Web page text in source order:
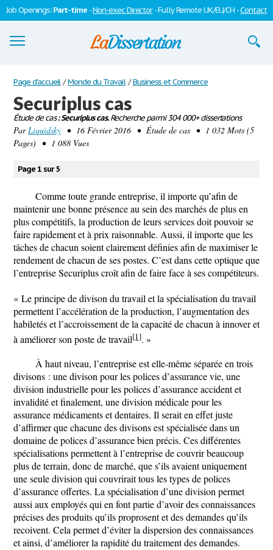
Job Openings:Part-time -Non-exec Director- Fully Remote UK/EU/CH -Contact
Dissertations
S'inscrire
Se connecter
Page d'accueil / Monde du Travail / Business et Commerce
Securiplus cas
Étude de cas: Securiplus cas.Recherche parmi 304 000+ dissertations
ParLiquidsky • 16 Février 2016 • Étude de cas • 1 032 Mots (5
Pages) • 1 088 Vues
Page 1 sur 5
Comme toute grande entreprise, il importe qu’afin de
maintenir une bonne présence au sein des marchés de plus en
plus compétitifs, la production de leurs services doit pouvoir se
faire rapidement et à prix raisonnable. Aussi, il importe que les
tâches de chacun soient clairement définies afin de maximiser le
rendement de chacun de ses postes. C’est dans cette optique que
l’entreprise Securiplus croît afin de faire face à ses compétiteurs.
« Le principe de divison du travail et la spécialisation du travail
permettent l’accélération de la production, l’augmentation des
habiletés et l’accroissement de la capacité de chacun à innover et
à améliorer son poste de travail[1]. »
À haut niveau, l’entreprise est elle-même séparée en trois
divisons : une divison pour les polices d’assurance vie, une
division industrielle pour les polices d’assurance accident et
invalidité et finalement, une division médicale pour les
assurance médicaments et dentaires. Il serait en effet juste
d’affirmer que chacune des divisons est spécialisée dans un
domaine de polices d’assurance bien précis. Ces différentes
spécialisations permettent à l’entreprise de couvrir beaucoup
plus de terrain, donc de marché, que s’ils avaient uniquement
une seule division qui couvrirait tous les types de polices
d’assurance offertes. La spécialisation d’une division permet
aussi aux employés qui en font partie d’avoir des connaissances
précises des produits qu’ils proprosent et des demandes qu’ils
recoivent. Cela permet d’éviter la dispersion des connaissances
et ainsi, d’améliorer la rapidité du traitement des demandes.